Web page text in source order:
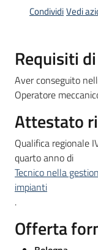
Progetti
sociale
europeo
Plus
Seguici
CondividiVedi
Requisiti
Aver conseguito
Operatore
Attestato
Qualifica regionale
quarto anno di
Tecnico nella
impianti
.
Offerta